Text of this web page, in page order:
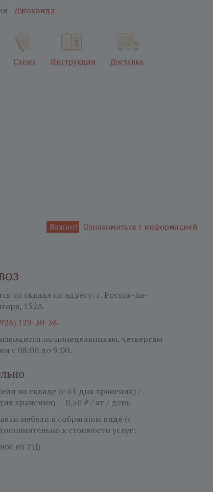
-Джоконда
Схема Инструкции Доставка
Важно! Ознакомиться с информацией
со склада по адресу: г. Ростов-на-
152А.
129-30-38.
по понедельникам, четвергам
с 08:00 до 9:00.
на складе (с 61 дня хранения) /
хранения) — 0,50 ₽ / кг / день
мебели в собранном виде (с
к стоимости услуг:
из ТЦ)